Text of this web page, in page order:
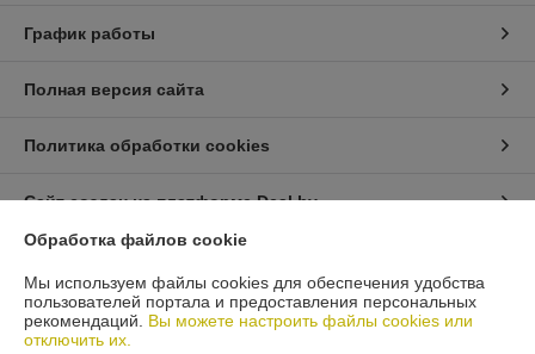
График работы
Полная версия сайта
Политика обработки cookies
Сайт создан на платформе Deal.by
Информация для покупателя
Юридическое лицо:ЧТУП "АрмандСервис"
225406 Брестская область, г. Барановичи, ул. Пионерская 87 офис 3
Обработка файлов cookie
Мы используем файлы cookies для обеспечения удобства
пользователей портала и предоставления персональных
рекомендаций. Вы можете настроить файлы cookies или
отключить их.